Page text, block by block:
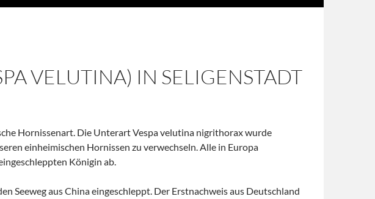
VELUTINA) IN SELIGENSTADT
Hornissenart. Die Unterart Vespa velutina nigrithorax wurde
einheimischen Hornissen zu verwechseln. Alle in Europa
Königin ab.
Seeweg aus China eingeschleppt. Der Erstnachweis aus Deutschland